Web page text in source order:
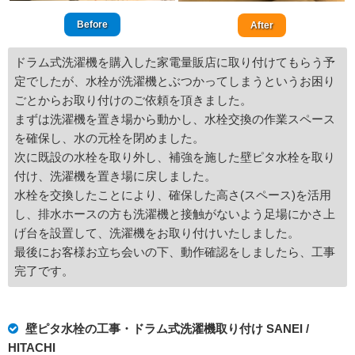
Before After
ドラム式洗濯機を購入した家電量販店に取り付けてもらう予
定でしたが、水栓が洗濯機とぶつかってしまうというお困り
ごとからお取り付けのご依頼を頂きました。
まずは洗濯機を置き場から動かし、水栓交換の作業スペース
を確保し、水の元栓を閉めました。
次に既設の水栓を取り外し、補強を施した壁ピタ水栓を取り
付け、洗濯機を置き場に戻しました。
水栓を交換したことにより、確保した高さ(スペース)を活用
し、排水ホースの方も洗濯機と接触がないよう足場にかさ上
げ台を設置して、洗濯機をお取り付けいたしました。
最後にお客様お立ち会いの下、動作確認をしましたら、工事
完了です。
壁ピタ水栓の工事・ドラム式洗濯機取り付け SANEI /
HITACHI